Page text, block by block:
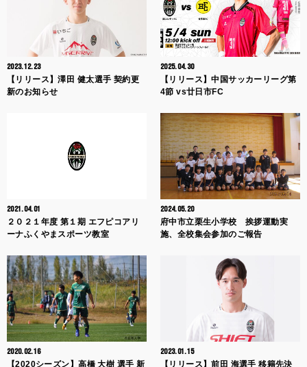
2023.12.23
【リリース】澤田 健太選手 契約更
新のお知らせ
2025.04.30
【リリース】中国サッカーリーグ第
4節 vs廿日市FC
2021.04.01
２０２１年度 第１期 エフピコアリ
ーナふくやまスポーツ教室
2024.05.20
府中市立栗生小学校 挨拶運動実
施、全校集会参加のご報告
2020.02.16
【2020シーズン】高橋 大樹 選手 新
2023.01.15
【リリース】前田 海選手 移籍先決